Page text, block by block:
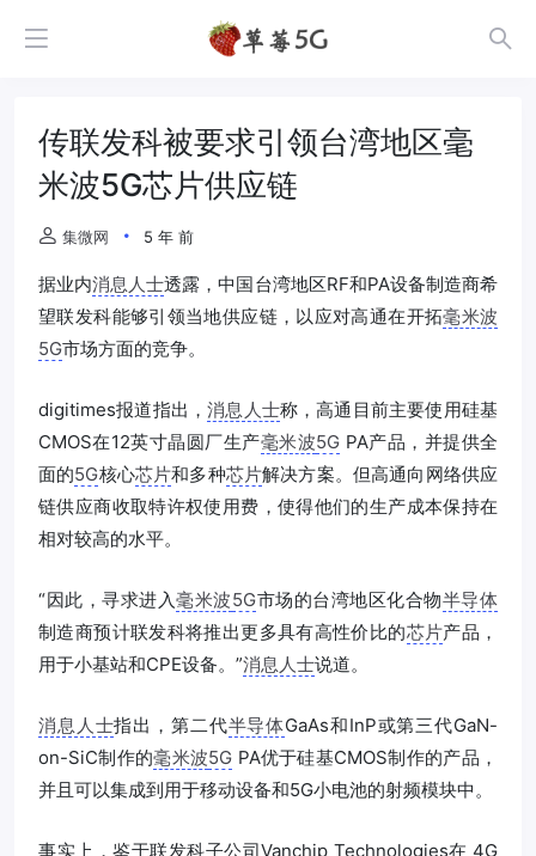
传联发科被要求引领台湾地区毫
米波5G芯片供应链
集微网 5 年 前
据业内消息人士透露，中国台湾地区RF和PA设备制造商希
望联发科能够引领当地供应链，以应对高通在开拓毫米波
5G市场方面的竞争。
digitimes报道指出，消息人士称，高通目前主要使用硅基
CMOS在12英寸晶圆厂生产毫米波5G PA产品，并提供全
面的5G核心芯片和多种芯片解决方案。但高通向网络供应
链供应商收取特许权使用费，使得他们的生产成本保持在
相对较高的水平。
“因此，寻求进入毫米波5G市场的台湾地区化合物半导体
制造商预计联发科将推出更多具有高性价比的芯片产品，
用于小基站和CPE设备。”消息人士说道。
消息人士指出，第二代半导体GaAs和InP或第三代GaN-
on-SiC制作的毫米波5G PA优于硅基CMOS制作的产品，
并且可以集成到用于移动设备和5G小电池的射频模块中。
事实上，鉴于联发科子公司Vanchip Technologies在 4G